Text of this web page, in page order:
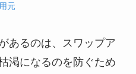
元
あるのは、スワップア
渇になるのを防ぐため